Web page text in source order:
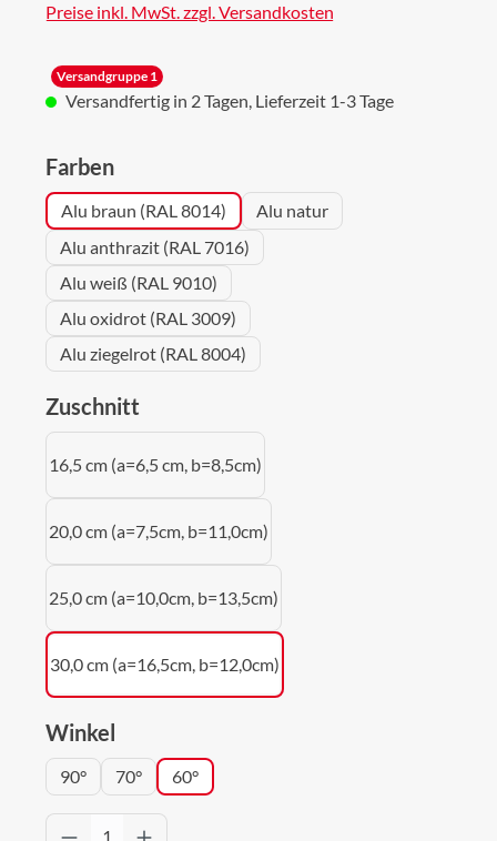
Preise inkl. MwSt. zzgl. Versandkosten
Versandgruppe 1
Versandfertig in 2 Tagen, Lieferzeit 1-3 Tage
Farbenauswählen
Alu braun (RAL 8014)
Alu natur
Alu anthrazit (RAL 7016)
Alu weiß (RAL 9010)
Alu oxidrot (RAL 3009)
Alu ziegelrot (RAL 8004)
Zuschnitt
16,5 cm (a=6,5 cm, b=8,5cm)
20,0 cm (a=7,5cm, b=11,0cm)
25,0 cm (a=10,0cm, b=13,5cm)
30,0 cm (a=16,5cm, b=12,0cm)
Winkel
90° 70° 60°
Produkt Anzahl: Gib den gewünschten